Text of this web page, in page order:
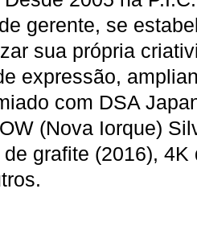
gerente, se
sua própria
expressão,
com DSA
(Nova Iorque)
grafite (2016),